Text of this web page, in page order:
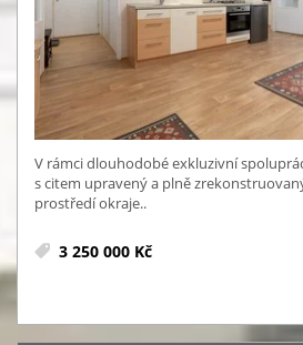
V rámci dlouhodobé exkluzivní
s citem upravený a plně
prostředí okraje..
3 250 000 Kč